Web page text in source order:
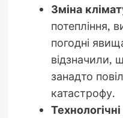
Зміна
потепління,
погодні
відзначили,
занадто
катастрофу.